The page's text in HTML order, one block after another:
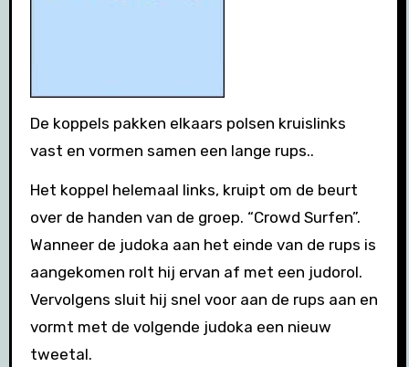
De koppels pakken elkaars polsen kruislinks
vast en vormen samen een lange rups..
Het koppel helemaal links, kruipt om de beurt
over de handen van de groep. “Crowd Surfen”.
Wanneer de judoka aan het einde van de rups is
aangekomen rolt hij ervan af met een judorol.
Vervolgens sluit hij snel voor aan de rups aan en
vormt met de volgende judoka een nieuw
tweetal.